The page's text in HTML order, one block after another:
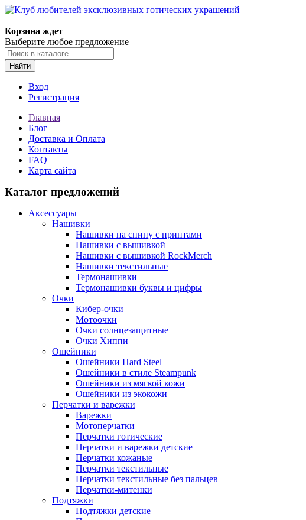
Корзина ждет
Выберите любое предложение
Найти
Вход
Регистрация
Главная
Блог
Доставка и Оплата
Контакты
FAQ
Карта сайта
Каталог предложений
Аксессуары
Нашивки
Нашивки на спину с принтами
Нашивки с вышивкой
Нашивки с вышивкой RockMerch
Нашивки текстильные
Термонашивки
Термонашивки буквы и цифры
Очки
Кибер-очки
Мотоочки
Очки солнцезащитные
Очки Хиппи
Ошейники
Ошейники Hard Steel
Ошейники в стиле Steampunk
Ошейники из мягкой кожи
Ошейники из экокожи
Перчатки и варежки
Варежки
Мотоперчатки
Перчатки готические
Перчатки и варежки детские
Перчатки кожаные
Перчатки текстильные
Перчатки текстильные без пальцев
Перчатки-митенки
Подтяжки
Подтяжки детские